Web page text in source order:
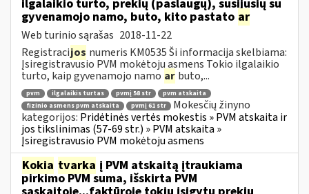
ilgalaikio turto, prekių (paslaugų), susijusių su
gyvenamojo namo, buto, kito pastato ar
Web turinio sąrašas 2018-11-22
Registracijos numeris KM0535 Ši informacija skelbiama:
Įsiregistravusio PVM mokėtoju asmens Tokio ilgalaikio
turto, kaip gyvenamojo namo ar buto,...
pvm ilgalaikis turtas pvmį 58 str
pvm atskaita
fizinio asmens pvm atskaita
pvmį 61 str
Mokesčių žinyno
kategorijos: Pridėtinės vertės mokestis » PVM atskaita ir
jos tikslinimas (57-69 str.) » PVM atskaita »
Įsiregistravusio PVM mokėtoju asmens
Kokia tvarka į PVM atskaitą įtraukiama
pirkimo PVM suma, išskirta PVM